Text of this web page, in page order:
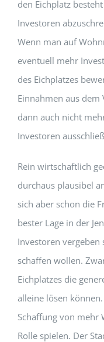
den Eichplatz
Investoren
Wenn man auf
eventuell mehr
des Eichplatzes
Einnahmen aus
dann auch nicht
Investoren
Rein wirtschaftlich
durchaus plausibel
sich aber schon die
bester Lage in der
Investoren
schaffen wollen.
Eichplatzes die
alleine lösen
Schaffung von mehr
Rolle spielen. Der